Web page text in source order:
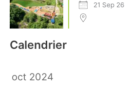
21 Sep 26
Calendrier